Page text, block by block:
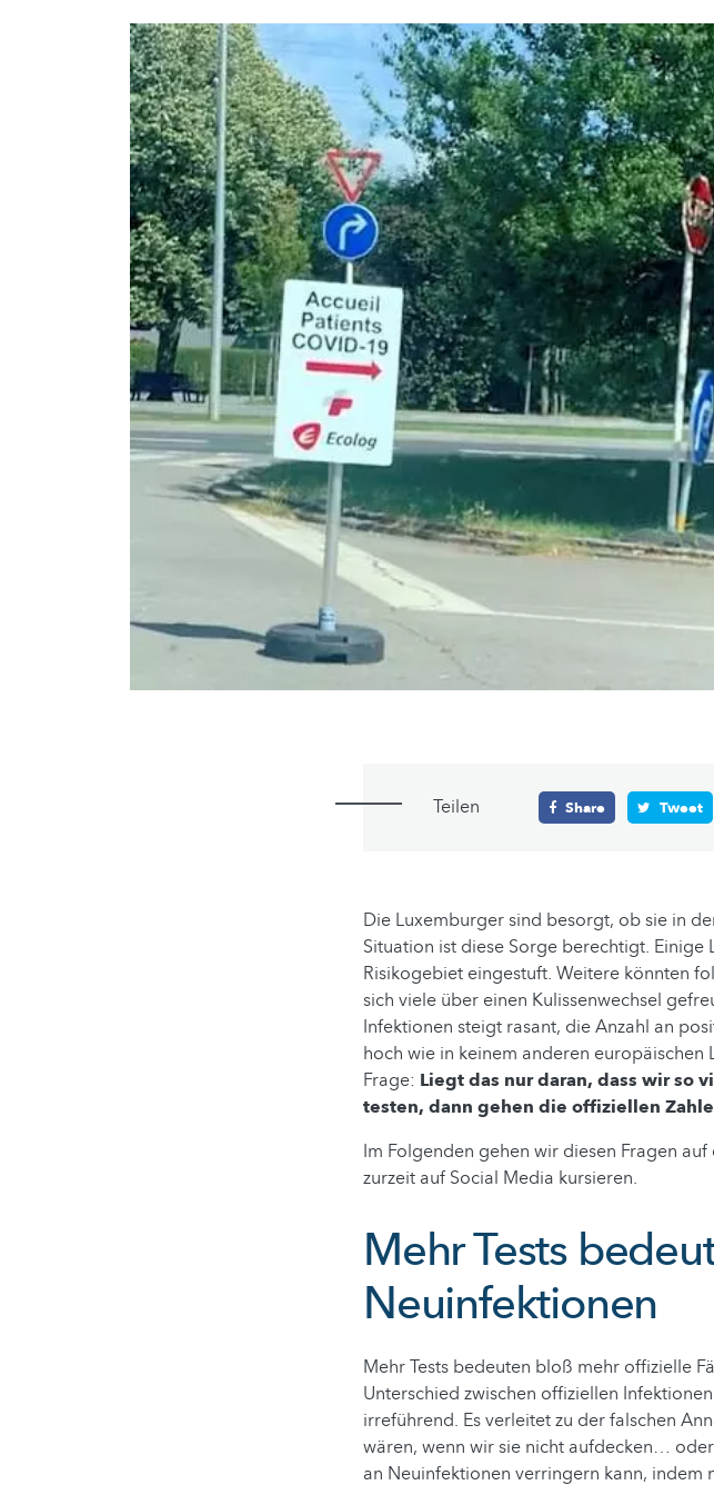
Teilen Share Tweet
Die Luxemburger sind besorgt, ob sie in
Situation ist diese Sorge berechtigt. Einige
Risikogebiet eingestuft. Weitere könnten
sich viele über einen Kulissenwechsel
Infektionen steigt rasant, die Anzahl an
hoch wie in keinem anderen
Frage: Liegt das nur daran, dass wir so
testen, dann gehen die offiziellen
Im Folgenden gehen wir diesen Fragen
zurzeit auf Social Media kursieren.
Mehr Tests
Neuinfektionen
Mehr Tests bedeuten bloß mehr offizielle
Unterschied zwischen offiziellen
irreführend. Es verleitet zu der falschen
wären, wenn wir sie nicht aufdecken…
an Neuinfektionen verringern kann, indem